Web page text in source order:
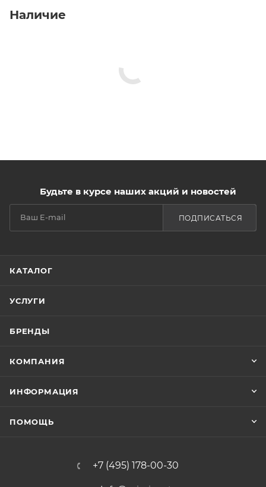
Наличие
Будьте в курсе наших акций и новостей
ПОДПИСАТЬСЯ
КАТАЛОГ
УСЛУГИ
БРЕНДЫ
КОМПАНИЯ
ИНФОРМАЦИЯ
ПОМОЩЬ
+7 (495) 178-00-30